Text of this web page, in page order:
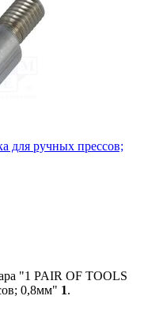
для ручных прессов;
"1 PAIR OF TOOLS
0,8мм" 1.